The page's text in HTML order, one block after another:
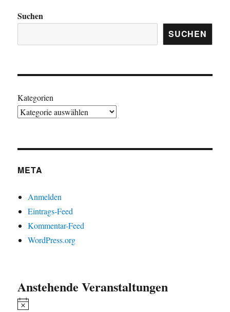
Suchen
SUCHEN
Kategorien
META
Anmelden
Eintrags-Feed
Kommentar-Feed
WordPress.org
Anstehende Veranstaltungen